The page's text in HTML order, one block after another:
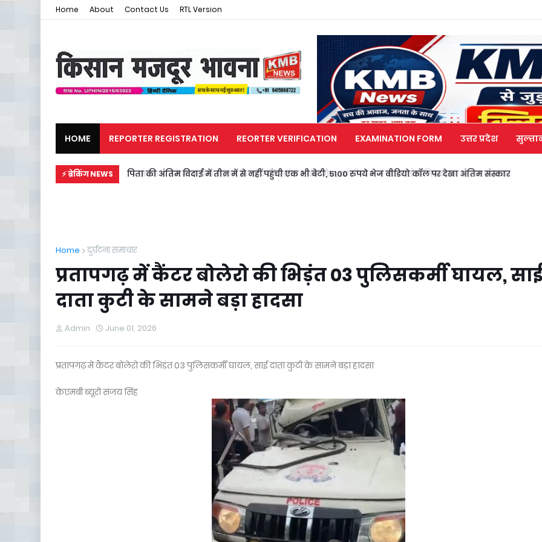
Home About Contact Us RTL Version
HOME REPORTER REGISTRATION REORTER VERIFICATION EXAMINATION FORM उत्तर प्रदेश
मजदूर समाचार राजनीति
⚡ ब्रेकिंग NEWS सड़क हादसे में अतीक अहमद के छोटे बेटे समेत 2 की मौत, झांसी जेल में बंद भाई से मिलने जा रहा था अबान
Home दुर्घटना समाचार
प्रतापगढ़ में कैंटर बोलेरो की भिड़ंत 03 पुलिसकर्मी घायल,
दाता कुटी के सामने बड़ा हादसा
Admin June 01, 2026
प्रतापगढ़ में कैंटर बोलेरो की भिड़ंत 03 पुलिसकर्मी घायल, साई दाता कुटी के सामने बड़ा हादसा
केएमबी ब्यूरो संजय सिंह